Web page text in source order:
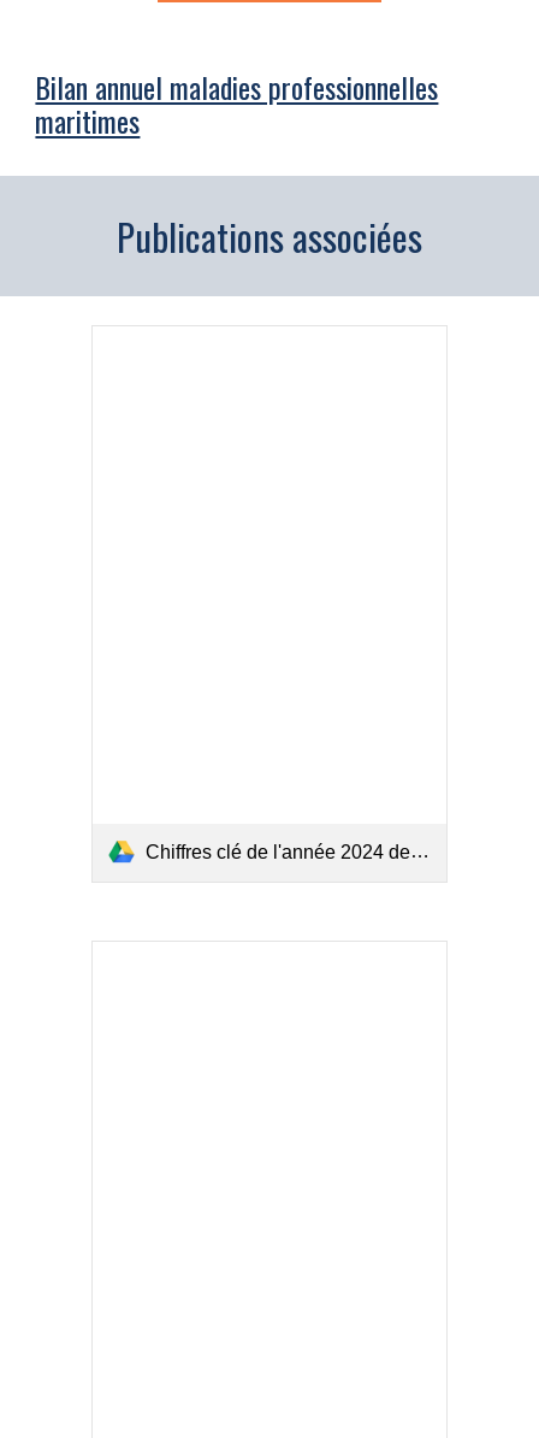
Bilan annuel maladies professionnelles
maritimes
Publications associées
Chiffres clé de l'année 2024 de l'accidentologie maritime.pdf